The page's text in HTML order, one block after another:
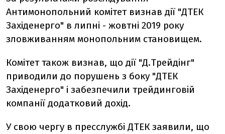
Антимонопольний комітет визнав дії "ДТЕК
Західенерго" в липні - жовтні 2019 року
зловживанням монопольним становищем.
Комітет також визнав, що дії "Д.Трейдінг"
приводили до порушень з боку "ДТЕК
Західенерго" і забезпечили трейдинговій
компанії додатковий дохід.
У свою чергу в пресслужбі ДТЕК заявили, що